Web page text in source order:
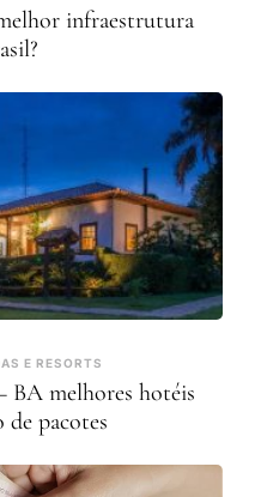
infraestrutura
E RESORTS
BA melhores hotéis
de pacotes